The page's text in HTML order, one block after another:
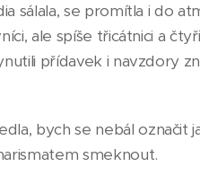
sálala, se promítla i do
ale spíše třicátnici a
přídavek i navzdory
bych se nebál označit
smeknout.